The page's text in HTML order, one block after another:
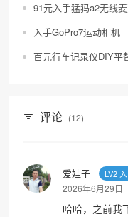
91元入手猛犸a2无线
入手GoPro7运动相机
百元行车记录仪DIY平
评论 (12)
爱娃子 LV2
2026年6月29日
哈哈，之前我